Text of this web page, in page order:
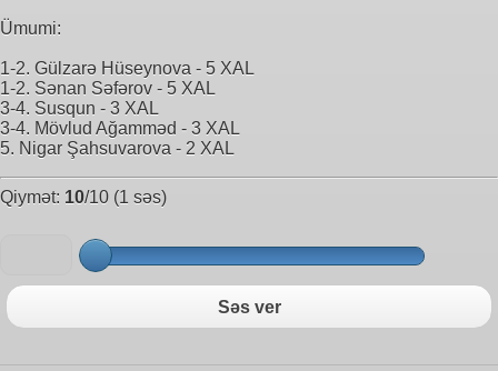
Ümumi:
1-2. Gülzarə Hüseynova - 5 XAL
1-2. Sənan Səfərov - 5 XAL
3-4. Susqun - 3 XAL
3-4. Mövlud Ağamməd - 3 XAL
5. Nigar Şahsuvarova - 2 XAL
Qiymət: 10/10 (1 səs)
Səs ver